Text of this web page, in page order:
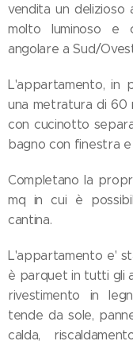
vendita un
molto luminoso e
angolare a Sud/
L'appartamento, in
una metratura di 60
con cucinotto
bagno con finestra
Completano la
mq in cui è
cantina.
L'appartamento e'
è parquet in tutti gli
rivestimento in
tende da sole,
calda,